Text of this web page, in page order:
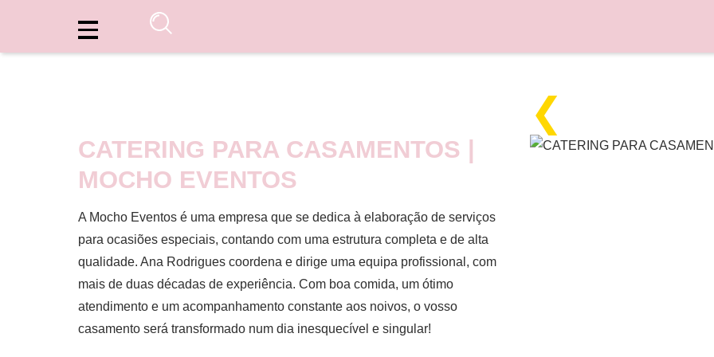
CATERING PARA CASAMENTOS |
MOCHO EVENTOS
A Mocho Eventos é uma empresa que se dedica à elaboração de serviços
para ocasiões especiais, contando com uma estrutura completa e de alta
qualidade. Ana Rodrigues coordena e dirige uma equipa profissional, com
mais de duas décadas de experiência. Com boa comida, um ótimo
atendimento e um acompanhamento constante aos noivos, o vosso
casamento será transformado num dia inesquecível e singular!
❮